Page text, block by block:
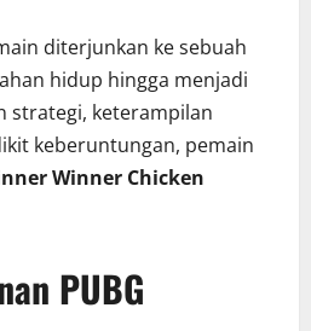
diterjunkan ke sebuah
hidup hingga menjadi
strategi, keterampilan
keberuntungan, pemain
Winner Chicken
PUBG